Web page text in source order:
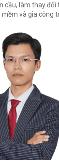
cầu, làm thay
và gia công